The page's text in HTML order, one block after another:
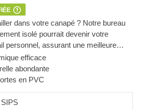
dans votre canapé ? Notre bureau
isolé pourrait devenir votre
personnel, assurant une meilleure
confort absolu. Disponibles en
modèles en SIPs présentent un
élégant, un revêtement vertical
une superbe luminosité.
efficace
abondante
en PVC